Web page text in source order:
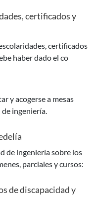
certificados y
haber dado el co
de ingeniería.
parciales y cursos:
de discapacidad y